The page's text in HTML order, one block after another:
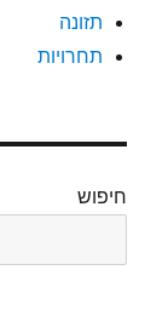
תזונה
תחרויות
חיפוש